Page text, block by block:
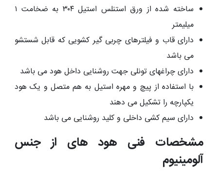
ساخته شده از ورق استنلس استیل ۳۰۴ به ضخامت ۱
میلیمتر
دارای قاب و فیلترهای چربی گیر کشویی که قابل شستشو
می باشد
دارای چراغهای تونلی جهت روشنایی داخل هود می باشد
با استفاده از پیچ و مهره استیل به هم متصل و یک هود
یکپارچه را تشکیل می دهند
دارای سیم کشی داخلی و کلید روشنایی می باشد
مشخصات فنی هود های از جنس
آلومینیوم